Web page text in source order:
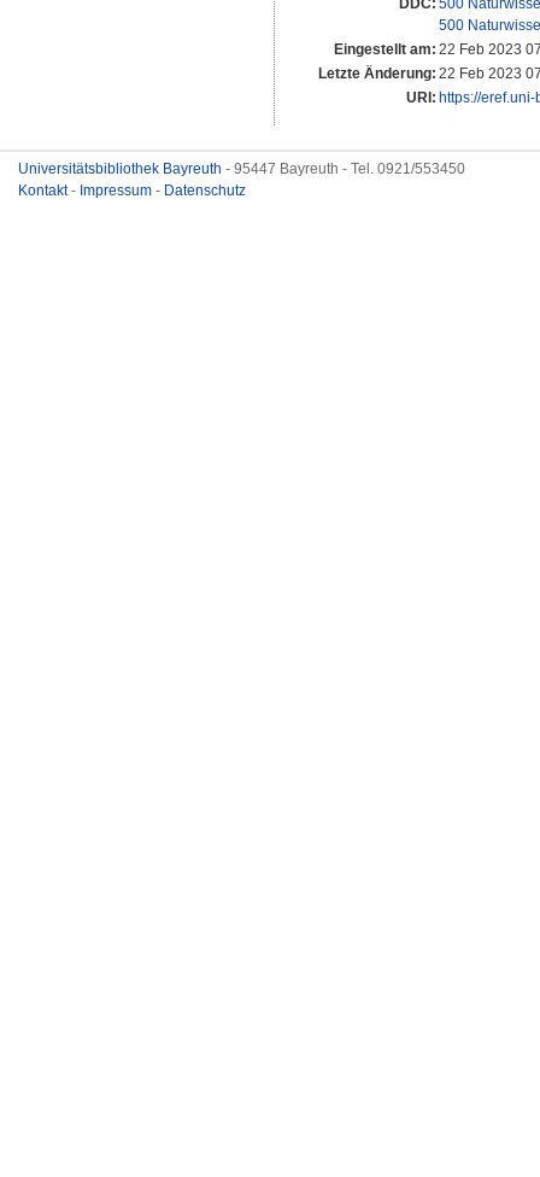
DDC: 500
500
Eingestellt am: 22 Feb 2023
Letzte Änderung: 22 Feb 2023
URI: https://
Universitätsbibliothek Bayreuth - 95447 Bayreuth - Tel. 0921/553450
Kontakt- Impressum - Datenschutz